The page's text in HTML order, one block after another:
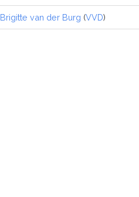
Brigitte van der Burg (VVD)